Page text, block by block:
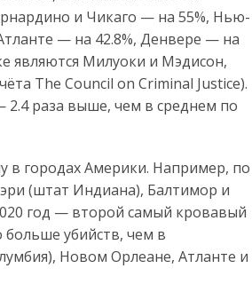
и Чикаго — на 55%, Нью-
— на 42.8%, Денвере — на
являются Милуоки и Мэдисон,
The Council on Criminal Justice).
2.4 раза выше, чем в среднем по
в городах Америки. Например, по
(штат Индиана), Балтимор и
год — второй самый кровавый
больше убийств, чем в
Новом Орлеане, Атланте и